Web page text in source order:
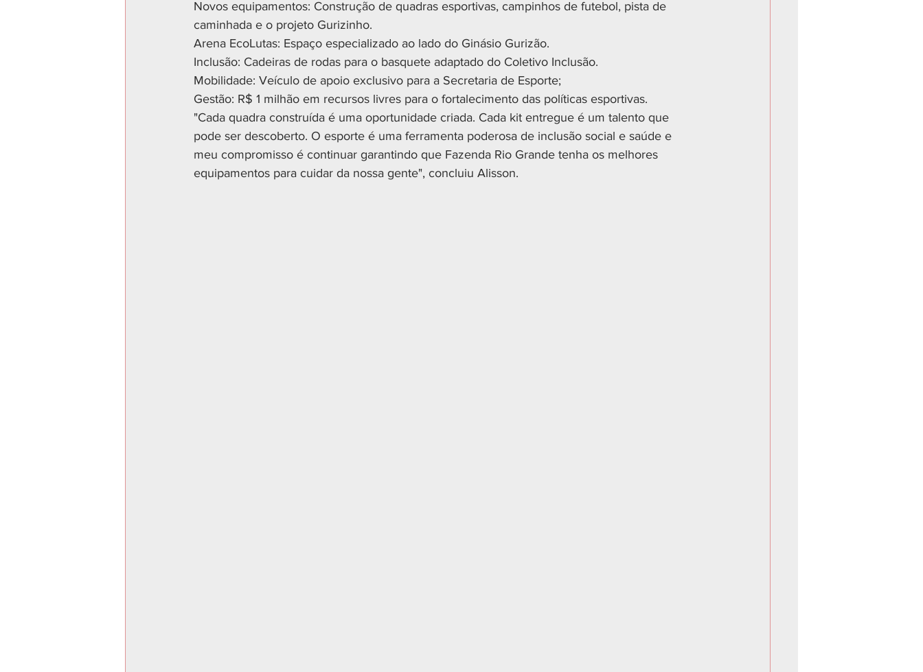
Novos equipamentos: Construção de quadras esportivas, campinhos de futebol, pista de
caminhada e o projeto Gurizinho.
Arena EcoLutas: Espaço especializado ao lado do Ginásio Gurizão.
Inclusão: Cadeiras de rodas para o basquete adaptado do Coletivo Inclusão.
Mobilidade: Veículo de apoio exclusivo para a Secretaria de Esporte;
Gestão: R$ 1 milhão em recursos livres para o fortalecimento das políticas esportivas.
"Cada quadra construída é uma oportunidade criada. Cada kit entregue é um talento que
pode ser descoberto. O esporte é uma ferramenta poderosa de inclusão social e saúde e
meu compromisso é continuar garantindo que Fazenda Rio Grande tenha os melhores
equipamentos para cuidar da nossa gente", concluiu Alisson.